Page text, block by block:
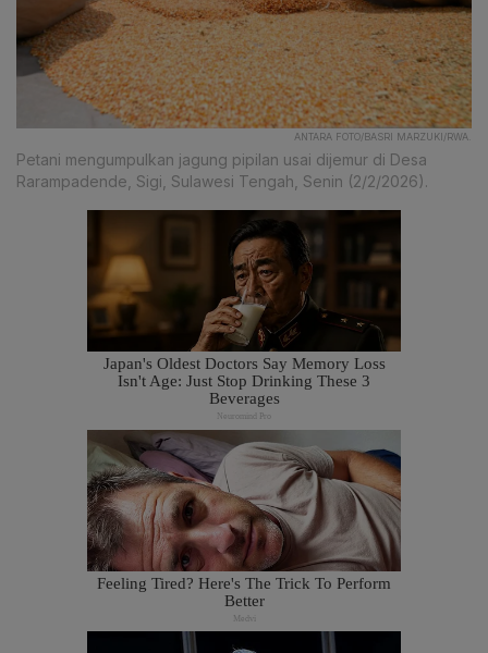
ANTARA FOTO/BASRI MARZUKI/RWA.
Petani mengumpulkan jagung pipilan usai dijemur di Desa
Rarampadende, Sigi, Sulawesi Tengah, Senin (2/2/2026).